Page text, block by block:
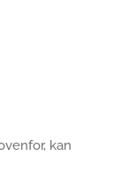
kan